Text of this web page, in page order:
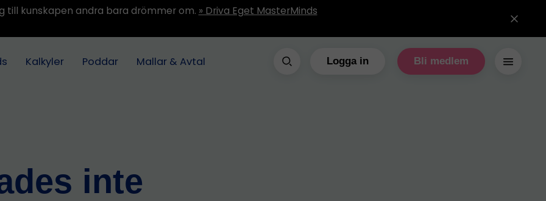
till kunskapen andra bara drömmer om. » Driva Eget MasterMinds
Kalkyler Poddar Mallar & Avtal Logga in Bli medlem
inte